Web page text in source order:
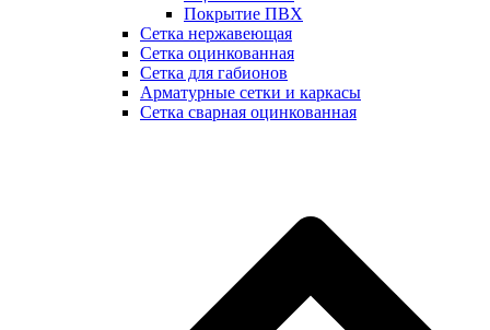
Покрытие ПВХ
Сетка нержавеющая
Сетка оцинкованная
Сетка для габионов
Арматурные сетки и каркасы
Сетка сварная оцинкованная